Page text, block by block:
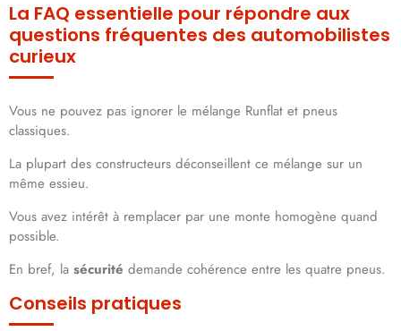
La FAQ essentielle pour répondre aux
questions fréquentes des automobilistes
curieux
Vous ne pouvez pas ignorer le mélange Runflat et pneus
classiques.
La plupart des constructeurs déconseillent ce mélange sur un
même essieu.
Vous avez intérêt à remplacer par une monte homogène quand
possible.
En bref, la sécurité demande cohérence entre les quatre pneus.
Conseils pratiques